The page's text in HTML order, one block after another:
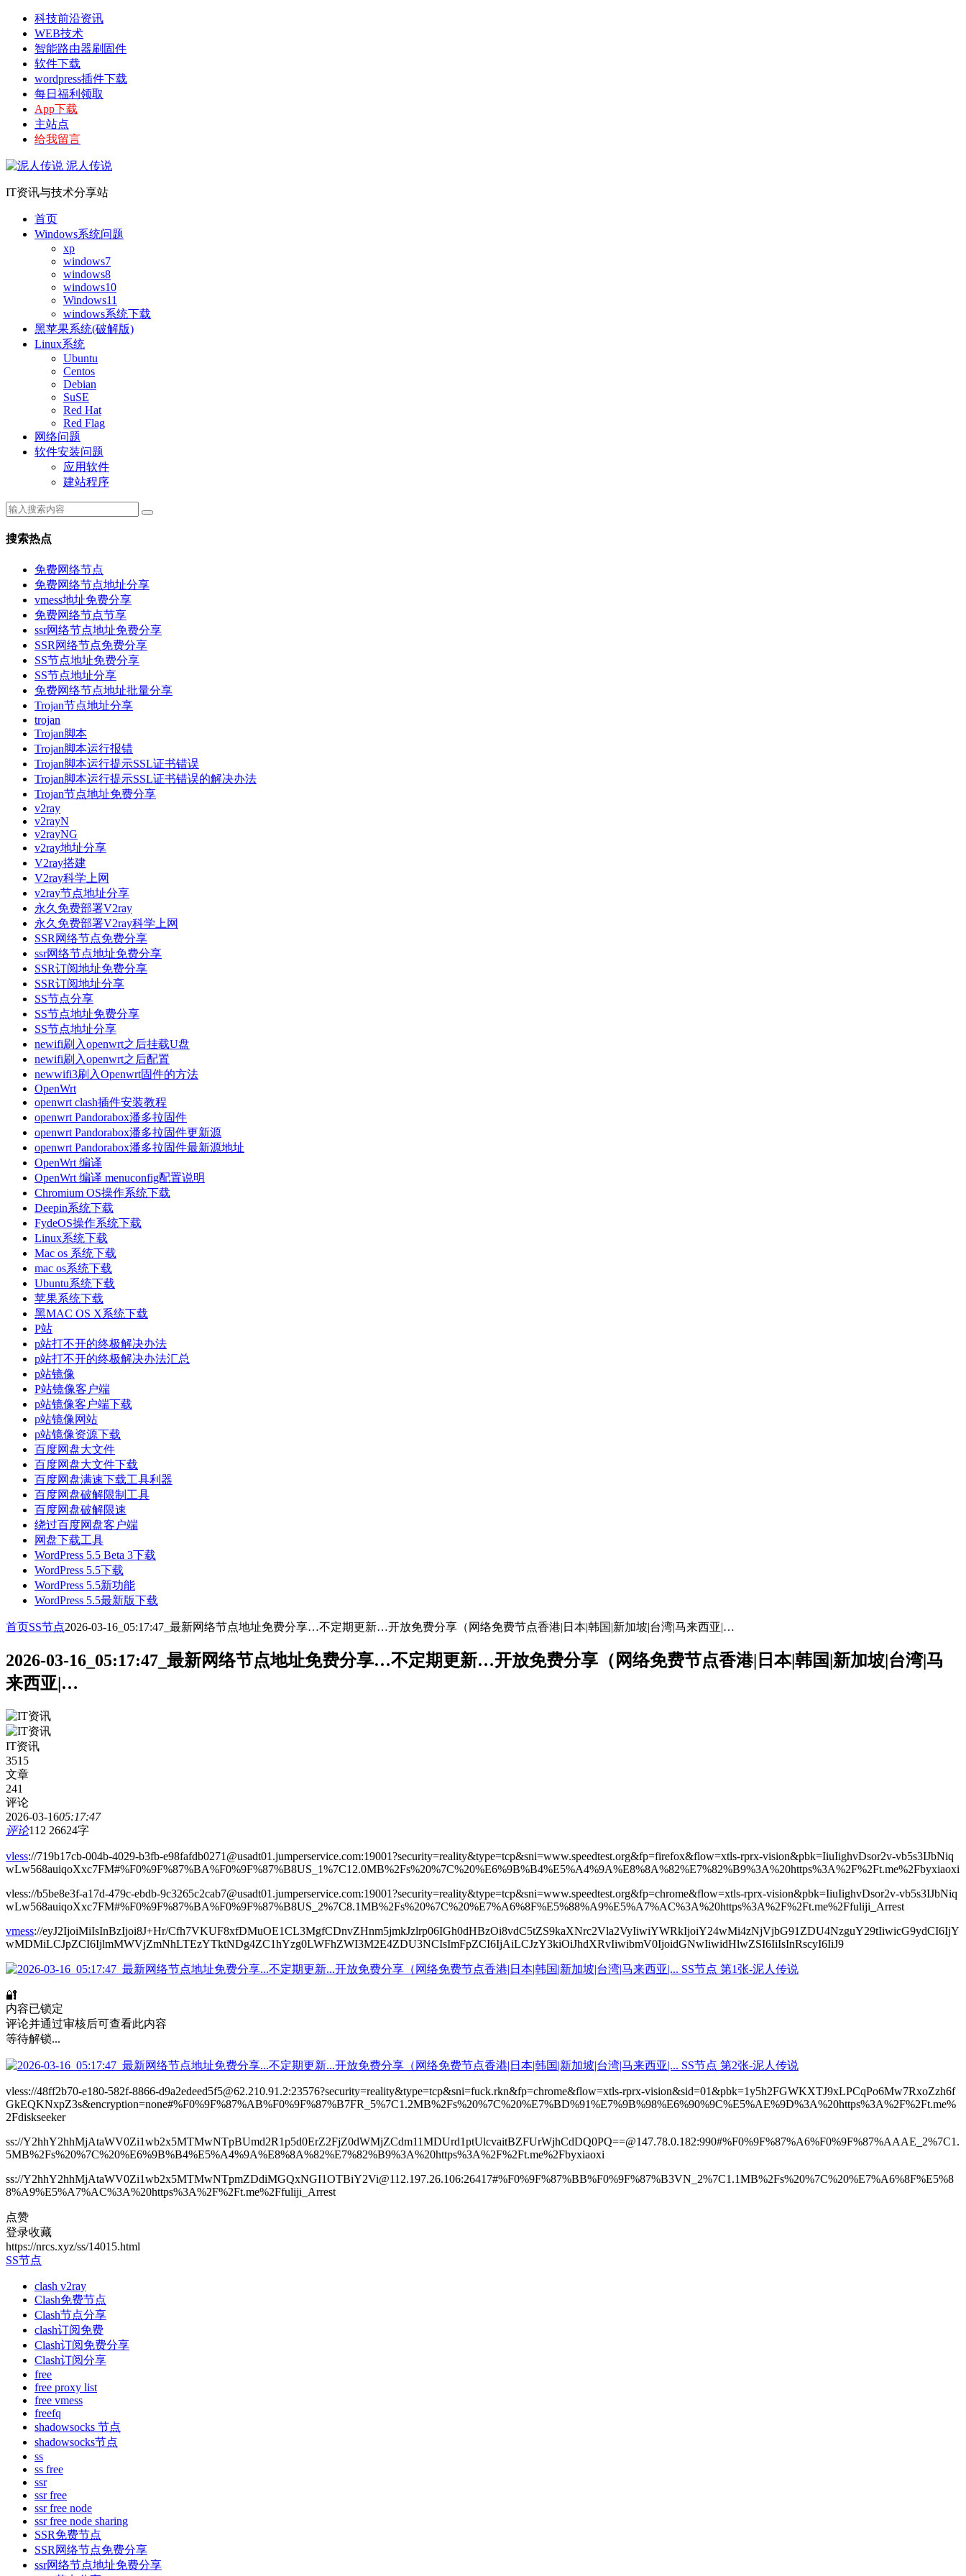
科技前沿资讯
WEB技术
智能路由器刷固件
软件下载
wordpress插件下载
每日福利领取
App下载
主站点
给我留言
泥人传说
IT资讯与技术分享站
首页
Windows系统问题
xp
windows7
windows8
windows10
Windows11
windows系统下载
黑苹果系统(破解版)
Linux系统
Ubuntu
Centos
Debian
SuSE
Red Hat
Red Flag
网络问题
软件安装问题
应用软件
建站程序
搜索热点
免费网络节点
免费网络节点地址分享
vmess地址免费分享
免费网络节点节享
ssr网络节点地址免费分享
SSR网络节点免费分享
SS节点地址免费分享
SS节点地址分享
免费网络节点地址批量分享
Trojan节点地址分享
trojan
Trojan脚本
Trojan脚本运行报错
Trojan脚本运行提示SSL证书错误
Trojan脚本运行提示SSL证书错误的解决办法
Trojan节点地址免费分享
v2ray
v2rayN
v2rayNG
v2ray地址分享
V2ray搭建
V2ray科学上网
v2ray节点地址分享
永久免费部署V2ray
永久免费部署V2ray科学上网
SSR网络节点免费分享
ssr网络节点地址免费分享
SSR订阅地址免费分享
SSR订阅地址分享
SS节点分享
SS节点地址免费分享
SS节点地址分享
newifi刷入openwrt之后挂载U盘
newifi刷入openwrt之后配置
newwifi3刷入Openwrt固件的方法
OpenWrt
openwrt clash插件安装教程
openwrt Pandorabox潘多拉固件
openwrt Pandorabox潘多拉固件更新源
openwrt Pandorabox潘多拉固件最新源地址
OpenWrt 编译
OpenWrt 编译 menuconfig配置说明
Chromium OS操作系统下载
Deepin系统下载
FydeOS操作系统下载
Linux系统下载
Mac os 系统下载
mac os系统下载
Ubuntu系统下载
苹果系统下载
黑MAC OS X系统下载
P站
p站打不开的终极解决办法
p站打不开的终极解决办法汇总
p站镜像
P站镜像客户端
p站镜像客户端下载
p站镜像网站
p站镜像资源下载
百度网盘大文件
百度网盘大文件下载
百度网盘满速下载工具利器
百度网盘破解限制工具
百度网盘破解限速
绕过百度网盘客户端
网盘下载工具
WordPress 5.5 Beta 3下载
WordPress 5.5下载
WordPress 5.5新功能
WordPress 5.5最新版下载
首页SS节点2026-03-16_05:17:47_最新网络节点地址免费分享…不定期更新…开放免费分享（网络免费节点香港|日本|韩国|新加坡|台湾|马来西亚|…
2026-03-16_05:17:47_最新网络节点地址免费分享…不定期更新…开放免费分享（网络免费节点香港|日本|韩国|新加坡|台湾|马
来西亚|…
IT资讯
3515
文章
241
评论
2026-03-1605:17:47
评论112 26624字
vless://719b17cb-004b-4029-b3fb-e98fafdb0271@usadt01.jumperservice.com:19001?security=reality&type=tcp&sni=www.speedtest.org&fp=firefox&flow=xtls-rprx-vision&pbk=IiuIighvDsor2v-vb5s3IJbNiq
wLw568auiqoXxc7FM#%F0%9F%87%BA%F0%9F%87%B8US_1%7C12.0MB%2Fs%20%7C%20%E6%9B%B4%E5%A4%9A%E8%8A%82%E7%82%B9%3A%20https%3A%2F%2Ft.me%2Fbyxiaoxi
vless://b5be8e3f-a17d-479c-ebdb-9c3265c2cab7@usadt01.jumperservice.com:19001?security=reality&type=tcp&sni=www.speedtest.org&fp=chrome&flow=xtls-rprx-vision&pbk=IiuIighvDsor2v-vb5s3IJbNiq
wLw568auiqoXxc7FM#%F0%9F%87%BA%F0%9F%87%B8US_2%7C8.1MB%2Fs%20%7C%20%E7%A6%8F%E5%88%A9%E5%A7%AC%3A%20https%3A%2F%2Ft.me%2Ffuliji_Arrest
vmess://eyJ2IjoiMiIsInBzIjoi8J+Hr/Cfh7VKUF8xfDMuOE1CL3MgfCDnvZHnm5jmkJzlrp06IGh0dHBzOi8vdC5tZS9kaXNrc2Vla2VyIiwiYWRkIjoiY24wMi4zNjVjbG91ZDU4NzguY29tIiwicG9ydCI6IjY
wMDMiLCJpZCI6IjlmMWVjZmNhLTEzYTktNDg4ZC1hYzg0LWFhZWI3M2E4ZDU3NCIsImFpZCI6IjAiLCJzY3kiOiJhdXRvIiwibmV0IjoidGNwIiwidHlwZSI6IiIsInRscyI6IiJ9
🔐
内容已锁定
评论并通过审核后可查看此内容
等待解锁...
vless://48ff2b70-e180-582f-8866-d9a2edeed5f5@62.210.91.2:23576?security=reality&type=tcp&sni=fuck.rkn&fp=chrome&flow=xtls-rprx-vision&sid=01&pbk=1y5h2FGWKXTJ9xLPCqPo6Mw7RxoZzh6f
GkEQKNxpZ3s&encryption=none#%F0%9F%87%AB%F0%9F%87%B7FR_5%7C1.2MB%2Fs%20%7C%20%E7%BD%91%E7%9B%98%E6%90%9C%E5%AE%9D%3A%20https%3A%2F%2Ft.me%
2Fdiskseeker
ss://Y2hhY2hhMjAtaWV0Zi1wb2x5MTMwNTpBUmd2R1p5d0ErZ2FjZ0dWMjZCdm11MDUrd1ptUlcvaitBZFUrWjhCdDQ0PQ==@147.78.0.182:990#%F0%9F%87%A6%F0%9F%87%AAAE_2%7C1.
5MB%2Fs%20%7C%20%E6%9B%B4%E5%A4%9A%E8%8A%82%E7%82%B9%3A%20https%3A%2F%2Ft.me%2Fbyxiaoxi
ss://Y2hhY2hhMjAtaWV0Zi1wb2x5MTMwNTpmZDdiMGQxNGI1OTBiY2Vi@112.197.26.106:26417#%F0%9F%87%BB%F0%9F%87%B3VN_2%7C1.1MB%2Fs%20%7C%20%E7%A6%8F%E5%8
8%A9%E5%A7%AC%3A%20https%3A%2F%2Ft.me%2Ffuliji_Arrest
点赞
登录收藏
https://nrcs.xyz/ss/14015.html
SS节点
clash v2ray
Clash免费节点
Clash节点分享
clash订阅免费
Clash订阅免费分享
Clash订阅分享
free
free proxy list
free vmess
freefq
shadowsocks 节点
shadowsocks节点
ss
ss free
ssr
ssr free
ssr free node
ssr free node sharing
SSR免费节点
SSR网络节点免费分享
ssr网络节点地址免费分享